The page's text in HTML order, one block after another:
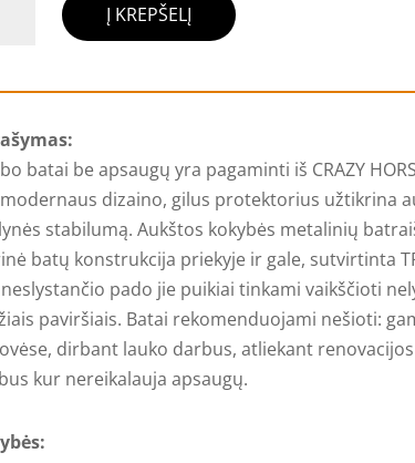
Į KREPŠELĮ
batai be apsaugų yra pagaminti iš CRAZY
dizaino, gilus protektorius užtikrina
stabilumą. Aukštos kokybės metalinių
batų konstrukcija priekyje ir gale, sutvirtinta
pado jie puikiai tinkami vaikščioti
paviršiais. Batai rekomenduojami nešioti:
dirbant lauko darbus, atliekant
kur nereikalauja apsaugų.